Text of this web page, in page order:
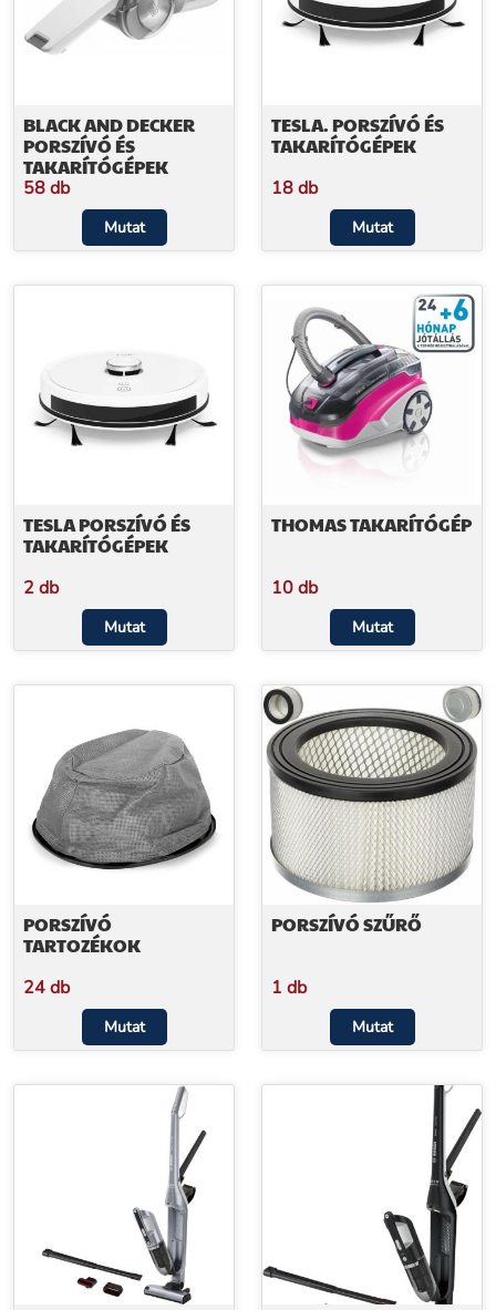
BLACK AND DECKER
PORSZÍVÓ ÉS
TAKARÍTÓGÉPEK
58 db
Mutat
TESLA. PORSZÍVÓ ÉS
TAKARÍTÓGÉPEK
18 db
Mutat
TESLA PORSZÍVÓ ÉS
TAKARÍTÓGÉPEK
2 db
Mutat
THOMAS TAKARÍTÓGÉP
10 db
Mutat
PORSZÍVÓ
TARTOZÉKOK
24 db
Mutat
PORSZÍVÓ SZŰRŐ
1 db
Mutat